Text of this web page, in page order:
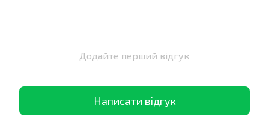
Додайте перший відгук
Написати відгук